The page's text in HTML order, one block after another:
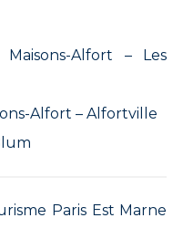
Alfort – Les
Alfort – Alfortville
Paris Est Marne